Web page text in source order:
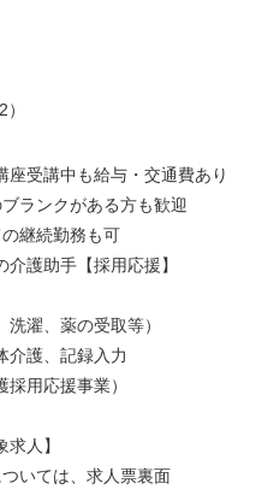
座受講中も給与・交通費あり
ランクがある方も歓迎
継続勤務も可
護助手【採用応援】
濯、薬の受取等）
介護、記録入力
用応援事業）
人】
いては、求人票裏面